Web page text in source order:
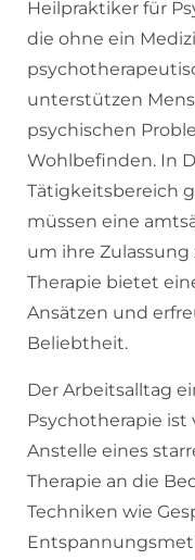
Heilpraktiker für
die ohne ein
unterstützen
psychischen
Wohlbefinden. In
Tätigkeitsbereich
müssen eine
um ihre Zulassung
Therapie bietet
Ansätzen und
Beliebtheit.
Der Arbeitsalltag
Psychotherapie
Anstelle eines
Therapie an die
Techniken wie